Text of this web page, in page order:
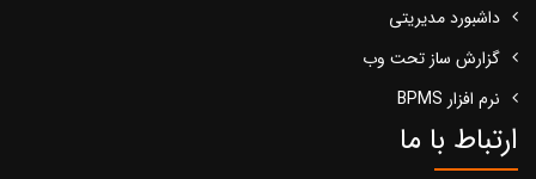
داشبورد مدیریتی
گزارش ساز تحت وب
نرم افزار BPMS
ارتباط با ما